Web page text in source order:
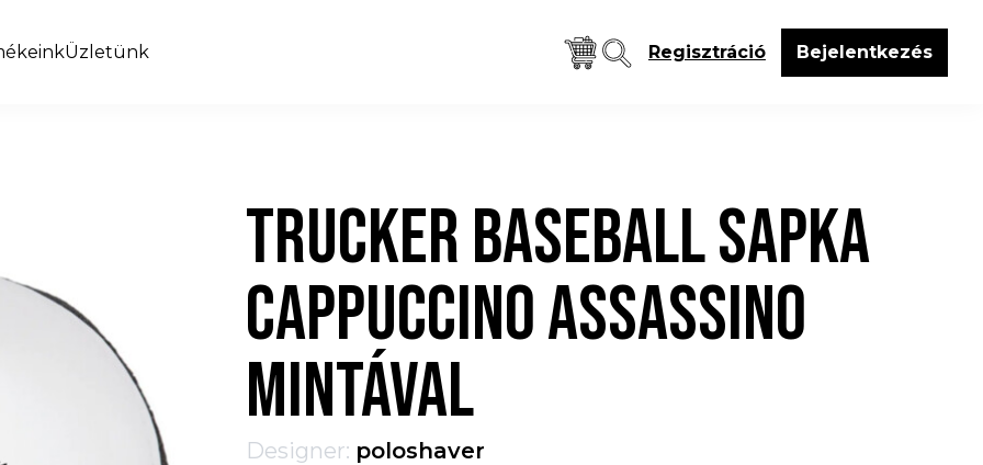
Üzletünk Regisztráció Bejelentkezés
TRUCKER BASEBALL SAPKA
CAPPUCCINO ASSASSINO
MINTÁVAL
Designer: poloshaver